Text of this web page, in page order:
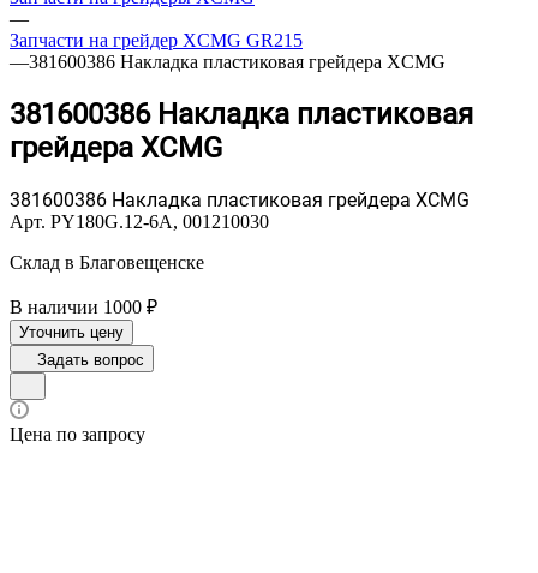
—
Запчасти на грейдер XCMG GR215
—381600386 Накладка пластиковая грейдера XCMG
381600386 Накладка пластиковая
грейдера XCMG
381600386 Накладка пластиковая грейдера XCMG
Арт. PY180G.12-6A, 001210030
Склад в Благовещенске
В наличии 1000 ₽
Уточнить цену
Задать вопрос
Цена по запросу